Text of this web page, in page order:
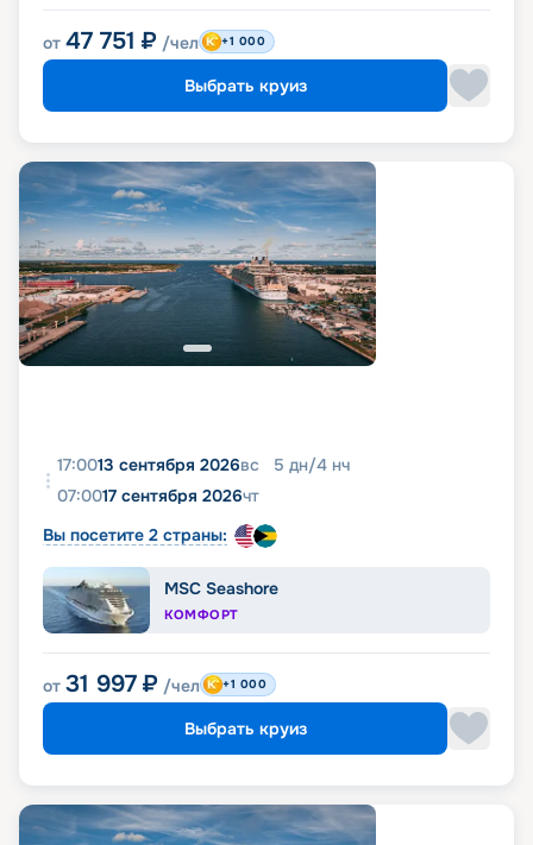
от 47 751 ₽ /чел +1 000
Выбрать круиз
17:0013 сентября 2026вс 5 дн/4 нч
07:0017 сентября 2026чт
Вы посетите 2 страны:
MSC Seashore
КОМФОРТ
от 31 997 ₽ /чел +1 000
Выбрать круиз